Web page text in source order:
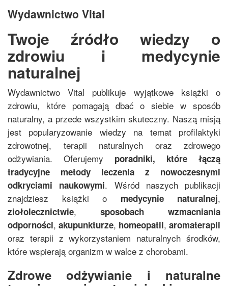
Wydawnictwo Vital
Twoje źródło wiedzy o
zdrowiu i medycynie
naturalnej
Wydawnictwo Vital publikuje wyjątkowe książki o
zdrowiu, które pomagają dbać o siebie w sposób
naturalny, a przede wszystkim skuteczny. Naszą misją
jest popularyzowanie wiedzy na temat profilaktyki
zdrowotnej, terapii naturalnych oraz zdrowego
odżywiania. Oferujemy poradniki, które łączą
tradycyjne metody leczenia z nowoczesnymi
odkryciami naukowymi. Wśród naszych publikacji
znajdziesz książki o medycynie naturalnej,
ziołolecznictwie, sposobach wzmacniania
odporności, akupunkturze, homeopatii, aromaterapii
oraz terapii z wykorzystaniem naturalnych środków,
które wspierają organizm w walce z chorobami.
Zdrowe odżywianie i naturalne